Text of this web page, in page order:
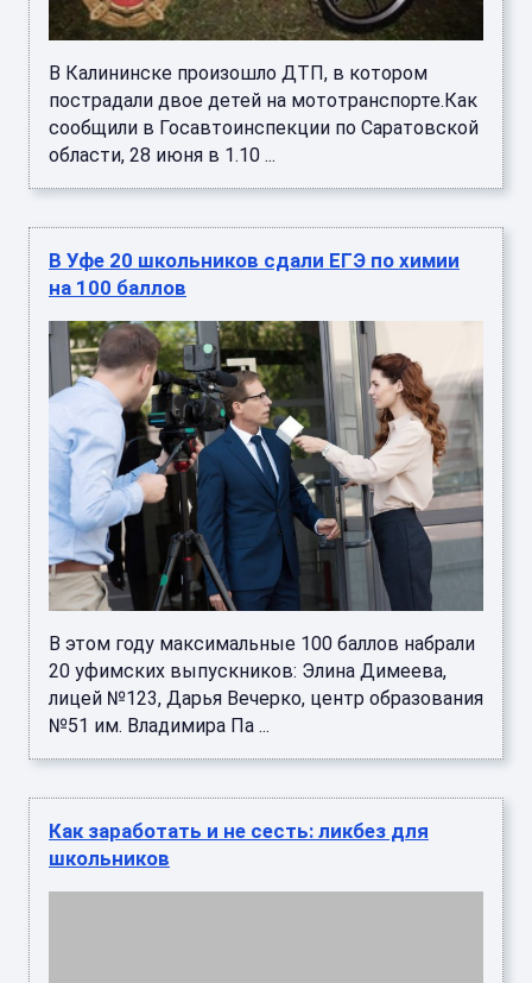
В Калининске произошло ДТП, в котором
пострадали двое детей на мототранспорте.Как
сообщили в Госавтоинспекции по Саратовской
области, 28 июня в 1.10 ...
В Уфе 20 школьников сдали ЕГЭ по химии
на 100 баллов
В этом году максимальные 100 баллов набрали
20 уфимских выпускников: Элина Димеева,
лицей №123, Дарья Вечерко, центр образования
№51 им. Владимира Па ...
Как заработать и не сесть: ликбез для
школьников